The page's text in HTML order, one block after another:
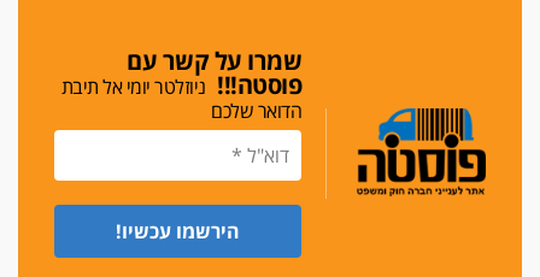
שמרו על קשר עם
פוסטה!!! ניוזלטר יומי אל תיבת
הדואר שלכם